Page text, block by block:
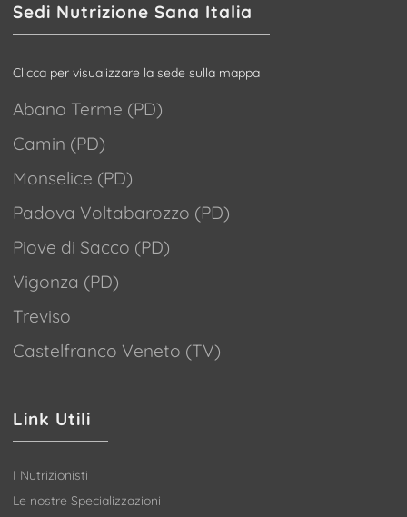
Sedi Nutrizione Sana Italia
Clicca per visualizzare la sede sulla mappa
Abano Terme (PD)
Camin (PD)
Monselice (PD)
Padova Voltabarozzo (PD)
Piove di Sacco (PD)
Vigonza (PD)
Treviso
Castelfranco Veneto (TV)
Link Utili
I Nutrizionisti
Le nostre Specializzazioni